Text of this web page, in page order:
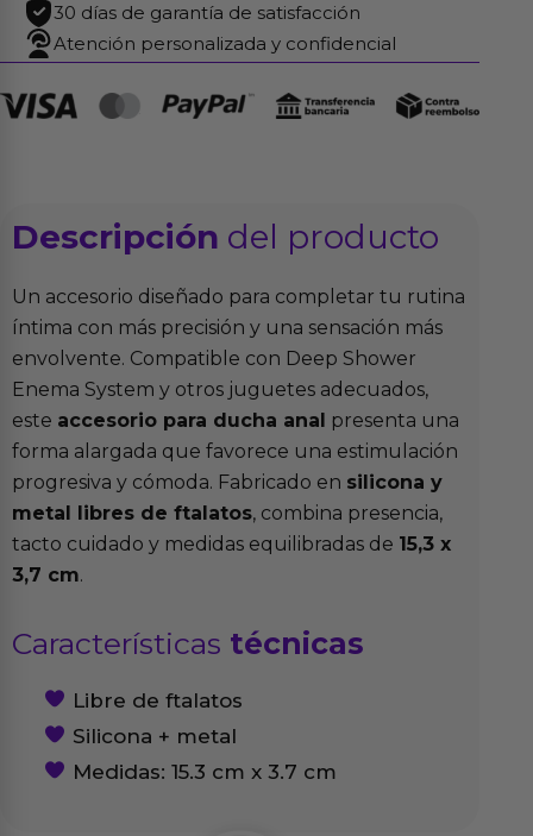
30 días de garantía de satisfacción
Atención personalizada y confidencial
Descripción del producto
Un accesorio diseñado para completar tu rutina
íntima con más precisión y una sensación más
envolvente. Compatible con Deep Shower
Enema System y otros juguetes adecuados,
este accesorio para ducha anal presenta una
forma alargada que favorece una estimulación
progresiva y cómoda. Fabricado en silicona y
metal libres de ftalatos, combina presencia,
tacto cuidado y medidas equilibradas de 15,3 x
3,7 cm.
Características técnicas
Libre de ftalatos
Silicona + metal
Medidas: 15.3 cm x 3.7 cm